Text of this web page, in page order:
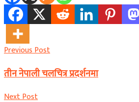
Previous Post
तीन नेपाली चलचित्र प्रदर्शनमा
Next Post